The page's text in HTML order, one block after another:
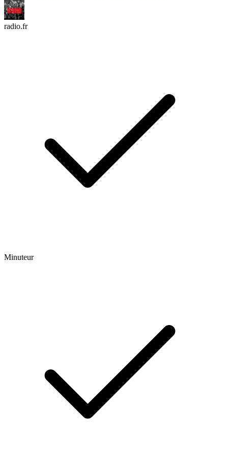
radio.fr
Minuteur